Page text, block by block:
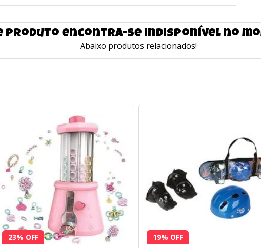
produto encontra-se indisponível no
Abaixo produtos relacionados!
23% OFF 19% OFF